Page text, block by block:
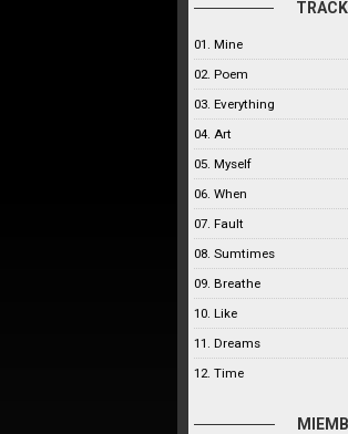
01. Mine
02. Poem
03. Everything
04. Art
05. Myself
06. When
07. Fault
08. Sumtimes
09. Breathe
10. Like
11. Dreams
12. Time